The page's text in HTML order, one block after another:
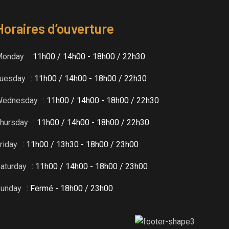
d’ouverture
: 11h00 / 14h00 - 18h00 / 22h30
: 11h00 / 14h00 - 18h00 / 22h30
: 11h00 / 14h00 - 18h00 / 22h30
: 11h00 / 14h00 - 18h00 / 22h30
: 11h00 / 13h30 - 18h00 / 23h00
: 11h00 / 14h00 - 18h00 / 23h00
: Fermé - 18h00 / 23h00